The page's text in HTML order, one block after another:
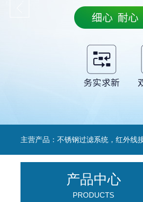
产品中心
PRODUCTS